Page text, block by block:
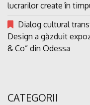
lucrarilor create în
Dialog cultural
Design a găzduit
& Co” din Odessa
CATEGORII